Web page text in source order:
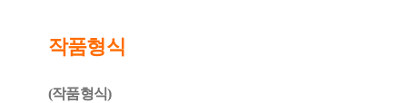
작품형식
(작품형식)